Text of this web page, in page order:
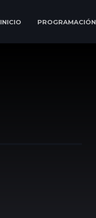
INICIO PROGRAMACIÓN